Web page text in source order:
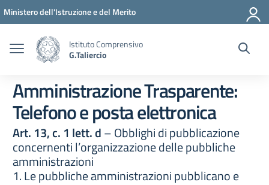
Vai ai contenuti
Vai al menu di navigazione
Vai al footer
Ministero dell'Istruzione e del Merito
Istituto Comprensivo
G.Taliercio
Amministrazione Trasparente:
Telefono e posta elettronica
Art. 13, c. 1 lett. d– Obblighi di pubblicazione
concernenti l’organizzazione delle pubbliche
amministrazioni
1. Le pubbliche amministrazioni pubblicano e